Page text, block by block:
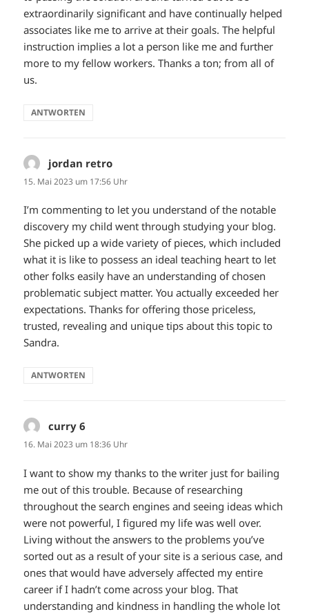
extraordinarily significant and have continually helped
associates like me to arrive at their goals. The helpful
instruction implies a lot a person like me and further
more to my fellow workers. Thanks a ton; from all of
us.
ANTWORTEN
jordan retro
15. Mai 2023 um 17:56 Uhr
I’m commenting to let you understand of the notable
discovery my child went through studying your blog.
She picked up a wide variety of pieces, which included
what it is like to possess an ideal teaching heart to let
other folks easily have an understanding of chosen
problematic subject matter. You actually exceeded her
expectations. Thanks for offering those priceless,
trusted, revealing and unique tips about this topic to
Sandra.
ANTWORTEN
curry 6
16. Mai 2023 um 18:36 Uhr
I want to show my thanks to the writer just for bailing
me out of this trouble. Because of researching
throughout the search engines and seeing ideas which
were not powerful, I figured my life was well over.
Living without the answers to the problems you’ve
sorted out as a result of your site is a serious case, and
ones that would have adversely affected my entire
career if I hadn’t come across your blog. That
understanding and kindness in handling the whole lot